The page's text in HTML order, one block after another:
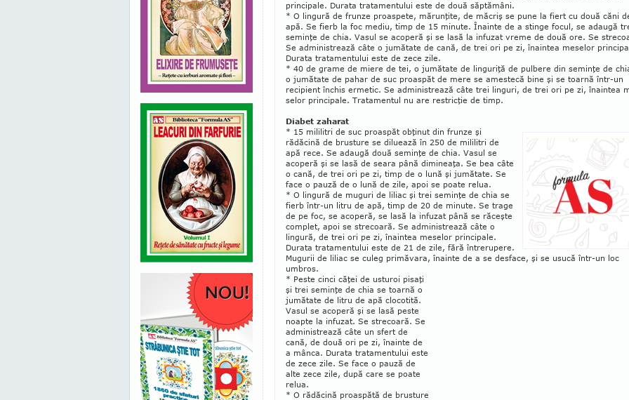
principale. Durata tratamentului este de două săptămâni.
* O lingură de frunze proaspete, mărunţite, de măcriş se pune la fiert cu două căni
apă. Se fierb la foc mediu, timp de 15 minute. Înainte de a stinge fo­cul, se adaugă
seminţe de chia. Vasul se acoperă şi se lasă la infuzat vreme de două ore. Se
Se administrează câte o jumătate de cană, de trei ori pe zi, înaintea meselor
Durata tratamentului este de zece zile.
* 40 de grame de miere de tei, o jumătate de lin­guriţă de pulbere din seminţe de
o jumătate de pahar de suc proaspăt de mere se amestecă bine şi se toarnă într-un
recipient închis ermetic. Se admi­nis­trea­ză câte trei linguri, de trei ori pe zi, înaintea
selor principale. Tratamentul nu are restricţie de timp.
Diabet zaharat
* 15 mililitri de suc proaspăt obţinut din frunze şi
rădăcină de brusture se diluează în 250 de mililitri de
apă rece. Se adaugă două seminţe de chia. Vasul se
acoperă şi se lasă de seara până dimineaţa. Se bea câte
o cană, de trei ori pe zi, timp de o lună şi jumătate. Se
face o pauză de o lună de zile, apoi se poate relua.
* O lingură de muguri de liliac şi trei seminţe de chia se
fierb într-un litru de apă, timp de 20 de minute. Se trage
de pe foc, se acoperă, se lasă la infuzat până se răceşte
complet, apoi se strecoară. Se administrează câte o
lingură, de trei ori pe zi, înaintea meselor prin­cipale.
Durata tratamentului este de 21 de zile, fără în­trerupere.
Mugurii de liliac se culeg primăvara, înainte de a se desface, şi se usucă într-un loc
umbros.
* Peste cinci căţei de usturoi pisaţi
şi trei seminţe de chia se toarnă o
jumătate de litru de apă clocotită.
Vasul se acoperă şi se lasă peste
noapte la infuzat. Se strecoară. Se
administrează câte un sfert de
cană, de două ori pe zi, înainte de
a mânca. Durata tratamen­tului este
de zece zile. Se face o pauză de
alte zece zile, după care se poate
relua.
* O rădăcină proaspătă de brus­ture